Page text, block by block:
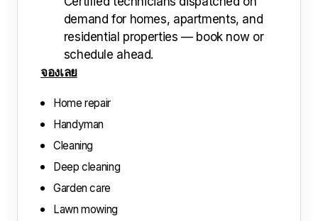
demand for homes, apartments, and
residential properties — book now or
schedule ahead.
จองเลย
Home repair
Handyman
Cleaning
Deep cleaning
Garden care
Lawn mowing